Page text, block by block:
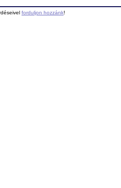
forduljon hozzánk!